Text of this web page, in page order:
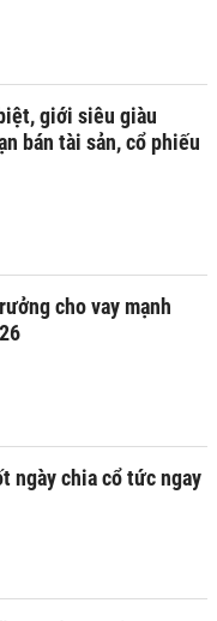
giới siêu giàu
bán tài sản, cổ phiếu
cho vay mạnh
ngày chia cổ tức ngay